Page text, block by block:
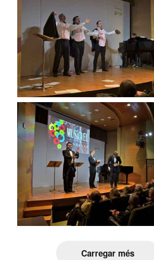
Carregar més